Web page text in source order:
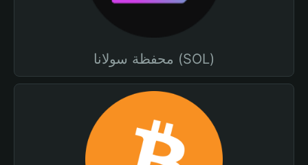
محفظة سولانا (SOL)